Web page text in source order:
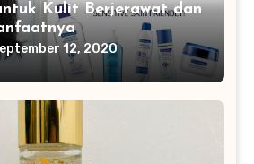
Kulit Berjerawat dan
12, 2020